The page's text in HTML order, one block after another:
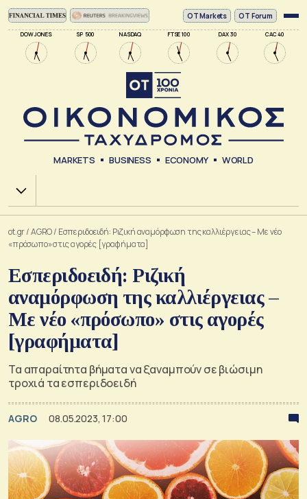
DOW JONES SP 500 NASDAQ FTSE 100 DAX 30 CAC 40
ΟΤ Markets OT Forum
MARKETS BUSINESS ECONOMY WORLD
Χ.Α.
ot.gr/AGRO/ Εσπεριδοειδή: Ριζική αναμόρφωση της καλλιέργειας – Με νέο
«πρόσωπο» στις αγορές [γραφήματα]
Εσπεριδοειδή: Ριζική
αναμόρφωση της καλλιέργειας –
Με νέο «πρόσωπο» στις αγορές
[γραφήματα]
Τα απαραίτητα βήματα να ξαναμπούν σε βιώσιμη
τροχιά τα εσπεριδοειδή
AGRO 08.05.2023, 17:00